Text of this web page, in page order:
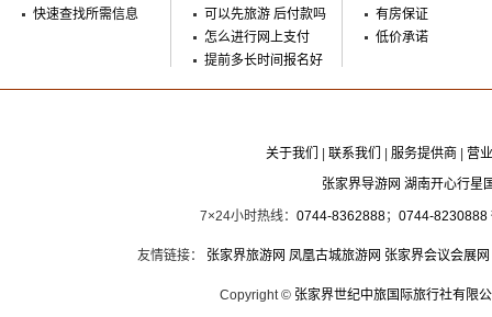
快速查找所需信息
可以先旅游 后付款吗
怎么进行网上支付
提前多长时间报名好
有房保证
低价承诺
关于我们 联系我们 服务提供商
营
张家界导游网 湖南开心行星
7×24小时热线： 0744-8362888； 0744-8230888
友情链接： 张家界旅游网 凤凰古城旅游网 张家界会议会展网
Copyright © 张家界世纪中旅国际旅行社有限